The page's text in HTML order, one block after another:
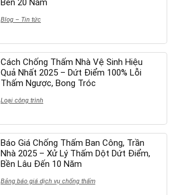
Bền 20 Năm
Blog – Tin tức
Cách Chống Thấm Nhà Vệ Sinh Hiệu
Quả Nhất 2025 – Dứt Điểm 100% Lỗi
Thấm Ngược, Bong Tróc
Loại công trình
Báo Giá Chống Thấm Ban Công, Trần
Nhà 2025 – Xử Lý Thấm Dột Dứt Điểm,
Bền Lâu Đến 10 Năm
Bảng báo giá dịch vụ chống thấm